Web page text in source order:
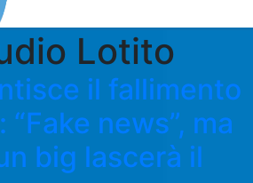
Lotito
il fallimento
news”, ma
big lascerà il